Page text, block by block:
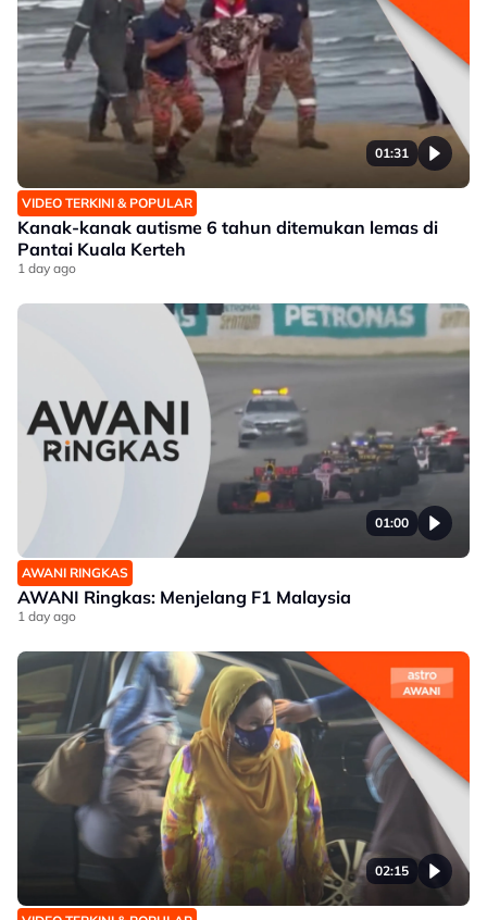
01:31
VIDEO TERKINI & POPULAR
Kanak-kanak autisme 6 tahun ditemukan lemas di
Pantai Kuala Kerteh
1 day ago
01:00
AWANI RINGKAS
AWANI Ringkas: Menjelang F1 Malaysia
1 day ago
02:15